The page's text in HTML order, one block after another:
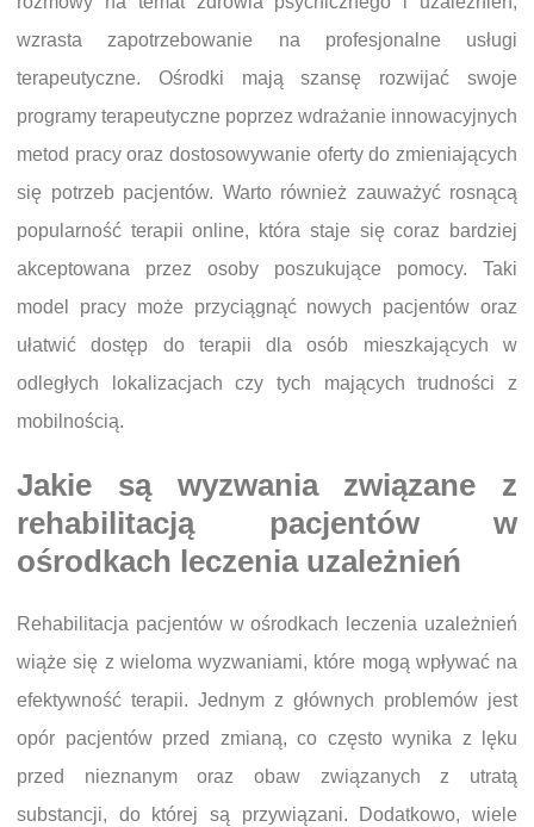
wzrasta zapotrzebowanie na profesjonalne usługi
terapeutyczne. Ośrodki mają szansę rozwijać swoje
programy terapeutyczne poprzez wdrażanie innowacyjnych
metod pracy oraz dostosowywanie oferty do zmieniających
się potrzeb pacjentów. Warto również zauważyć rosnącą
popularność terapii online, która staje się coraz bardziej
akceptowana przez osoby poszukujące pomocy. Taki
model pracy może przyciągnąć nowych pacjentów oraz
ułatwić dostęp do terapii dla osób mieszkających w
odległych lokalizacjach czy tych mających trudności z
mobilnością.
Jakie są wyzwania związane z
rehabilitacją pacjentów w
ośrodkach leczenia uzależnień
Rehabilitacja pacjentów w ośrodkach leczenia uzależnień
wiąże się z wieloma wyzwaniami, które mogą wpływać na
efektywność terapii. Jednym z głównych problemów jest
opór pacjentów przed zmianą, co często wynika z lęku
przed nieznanym oraz obaw związanych z utratą
substancji, do której są przywiązani. Dodatkowo, wiele